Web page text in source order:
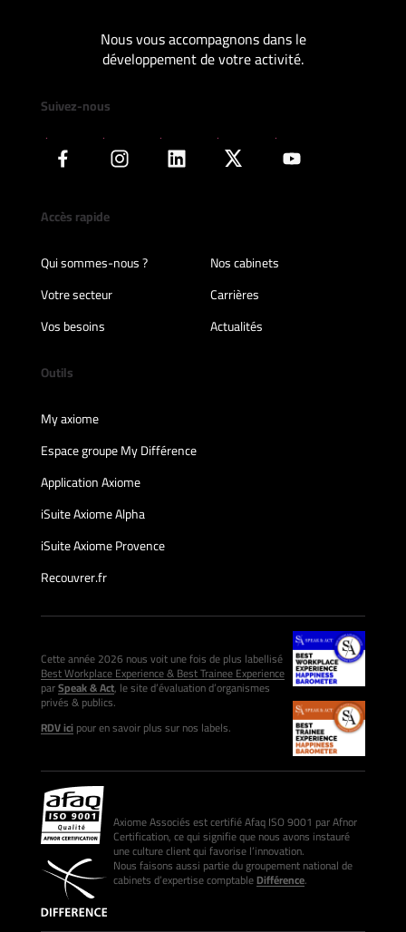
Nous vous accompagnons dans le
développement de votre activité.
Suivez-nous
Accès rapide
Qui sommes-nous ?
Nos cabinets
Votre secteur
Carrières
Vos besoins
Actualités
Outils
My axiome
Espace groupe My Différence
Application Axiome
iSuite Axiome Alpha
iSuite Axiome Provence
Recouvrer.fr
Cette année 2026 nous voit une fois de plus labellisé
Best Workplace Experience & Best Trainee Experience
parSpeak & Act, le site d’évaluation d’organismes
privés & publics.
RDV icipour en savoir plus sur nos labels.
Axiome Associés est certifié Afaq ISO 9001 par Afnor
Certification, ce qui signifie que nous avons instauré
une culture client qui favorise l’innovation.
Nous faisons aussi partie du groupement national de
cabinets d’expertise comptableDifférence.